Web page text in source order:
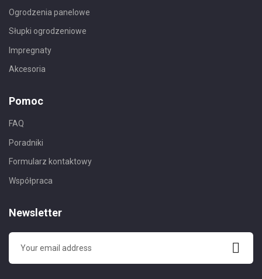
Ogrodzenia panelowe
Słupki ogrodzeniowe
Impregnaty
Akcesoria
Pomoc
FAQ
Poradniki
Formularz kontaktowy
Współpraca
Newsletter